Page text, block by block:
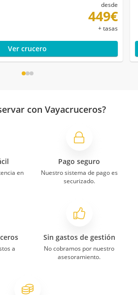
desde
449€
+ tasas
Ver crucero
con Vayacruceros?
en
Pago seguro
Nuestro sistema de pago es
securizado.
a
Sin gastos de gestión
No cobramos por nuestro
asesoramiento.